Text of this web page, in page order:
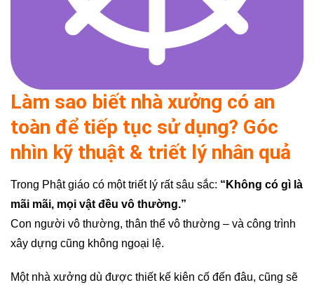
Làm sao biết nhà xưởng có an
toàn để tiếp tục sử dụng? Góc
nhìn kỹ thuật & triết lý nhân quả
Trong Phật giáo có một triết lý rất sâu sắc: “Không có gì là
mãi mãi, mọi vật đều vô thường.”
Con người vô thường, thân thể vô thường – và công trình
xây dựng cũng không ngoại lệ.
Một nhà xưởng dù được thiết kế kiên cố đến đâu, cũng sẽ